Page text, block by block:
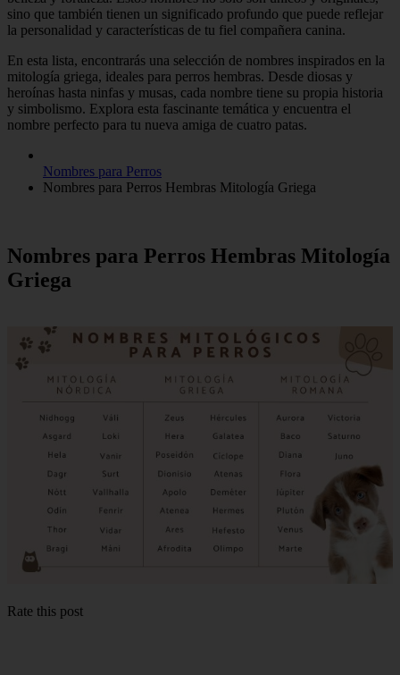
sino que también tienen un significado profundo que puede reflejar
la personalidad y características de tu fiel compañera canina.
En esta lista, encontrarás una selección de nombres inspirados en la
mitología griega, ideales para perros hembras. Desde diosas y
heroínas hasta ninfas y musas, cada nombre tiene su propia historia
y simbolismo. Explora esta fascinante temática y encuentra el
nombre perfecto para tu nueva amiga de cuatro patas.
Nombres para Perros
Nombres para Perros Hembras Mitología Griega
Nombres para Perros Hembras Mitología
Griega
Rate this post